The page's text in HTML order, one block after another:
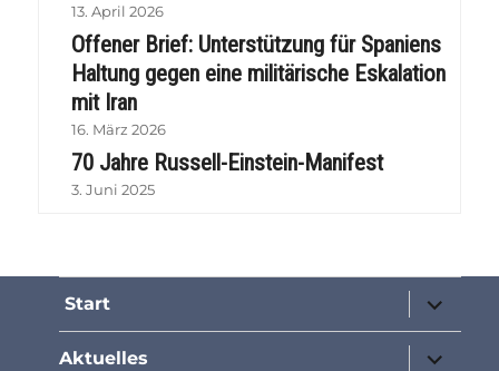
13. April 2026
Offener Brief: Unterstützung für Spaniens
Haltung gegen eine militärische Eskalation
mit Iran
16. März 2026
70 Jahre Russell-Einstein-Manifest
3. Juni 2025
Start
öffnen
Aktuelles